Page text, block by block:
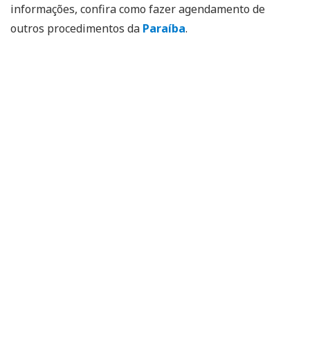
informações, confira como fazer agendamento de
outros procedimentos da Paraíba.